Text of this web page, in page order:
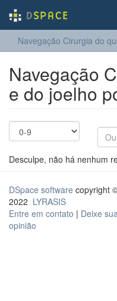
Navegação Cirurgia do
Navegação
e do joelho​
Desculpe, não há nenhum
DSpace software copyright
2022 LYRASIS
Entre em contato | Deixe
opinião